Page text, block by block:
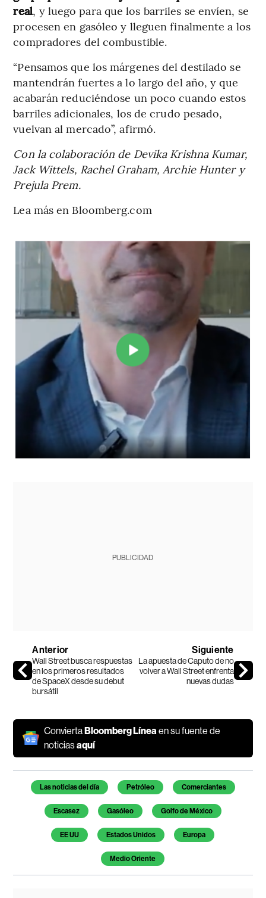
real, y luego para que los barriles se envíen, se
procesen en gasóleo y lleguen finalmente a los
compradores del combustible.
“Pensamos que los márgenes del destilado se
mantendrán fuertes a lo largo del año, y que
acabarán reduciéndose un poco cuando estos
barriles adicionales, los de crudo pesado,
vuelvan al mercado”, afirmó.
Con la colaboración de Devika Krishna Kumar,
Jack Wittels, Rachel Graham, Archie Hunter y
Prejula Prem.
Lea más en Bloomberg.com
PUBLICIDAD
Anterior
Wall Street busca respuestas
en los primeros resultados
de SpaceX desde su debut
bursátil
Siguiente
La apuesta de Caputo de no
volver a Wall Street enfrenta
nuevas dudas
ConviertaBloomberg Línea en su fuente de
noticiasaquí
Temas de este artículo
Las noticias del día Petróleo Comerciantes
Escasez Gasóleo Golfo de México
EE UU Estados Unidos Europa
Medio Oriente